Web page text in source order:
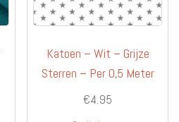
Katoen – Wit – Grijze
Sterren – Per 0,5 Meter
€4.95